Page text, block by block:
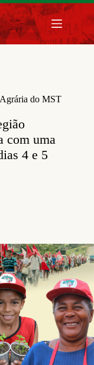
do MST
com uma
4 e 5